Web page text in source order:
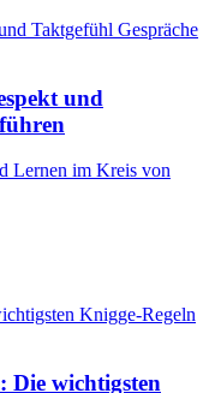
und
Lernen im Kreis von
Die wichtigsten